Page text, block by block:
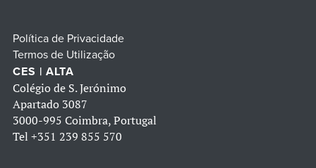
Política de Privacidade
Termos de Utilização
CES | ALTA
Colégio de S. Jerónimo
Apartado 3087
3000-995 Coimbra, Portugal
Tel +351 239 855 570